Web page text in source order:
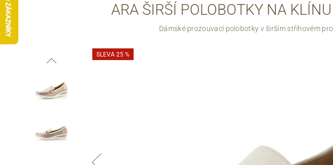
Zapomenuté heslo
ARA ŠIRŠÍ POLOBOTKY NA
Dámské prozouvací polobotky v širším střihovém
SLEVA 25 %